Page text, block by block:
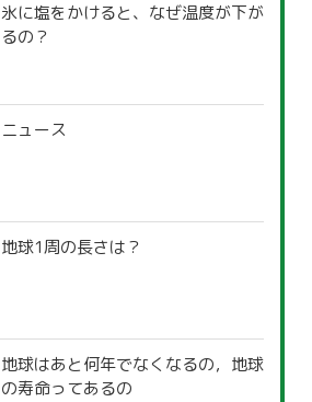
氷に塩をかけると、なぜ温度が下が
るの？
ニュース
地球1周の長さは？
地球はあと何年でなくなるの，地球
の寿命ってあるの